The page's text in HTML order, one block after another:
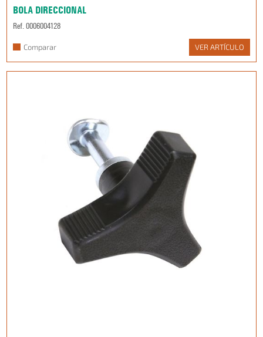
BOLA DIRECCIONAL
Ref. 0006004128
Comparar VER ARTÍCULO